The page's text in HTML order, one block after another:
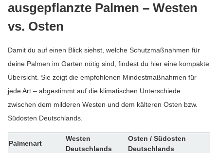
ausgepflanzte Palmen – Westen
vs. Osten
Damit du auf einen Blick siehst, welche Schutzmaßnahmen für
deine Palmen im Garten nötig sind, findest du hier eine kompakte
Übersicht. Sie zeigt die empfohlenen Mindestmaßnahmen für
jede Art – abgestimmt auf die klimatischen Unterschiede
zwischen dem milderen Westen und dem kälteren Osten bzw.
Südosten Deutschlands.
Palmenart
Westen
Deutschlands
Osten / Südosten
Deutschlands